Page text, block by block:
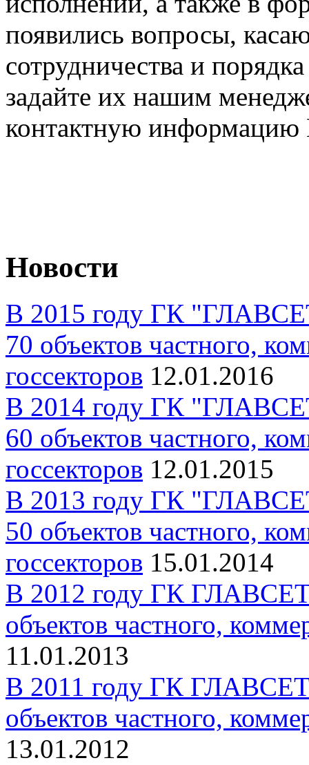
появились вопросы,
сотрудничества и
задайте их нашим
контактную информацию
Новости
В 2015 году ГК
70 объектов частного,
госсекторов 12.01.2016
В 2014 году ГК
60 объектов частного,
госсекторов 12.01.2015
В 2013 году ГК
50 объектов частного,
госсекторов 15.01.2014
В 2012 году ГК
объектов частного,
11.01.2013
В 2011 году ГК
объектов частного,
13.01.2012